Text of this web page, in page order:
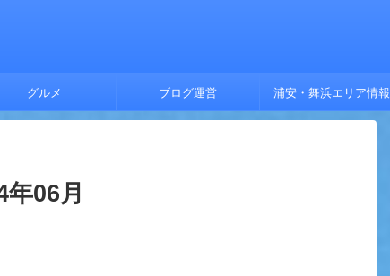
グルメ ブログ運営 浦安・舞浜エリア情報
06月